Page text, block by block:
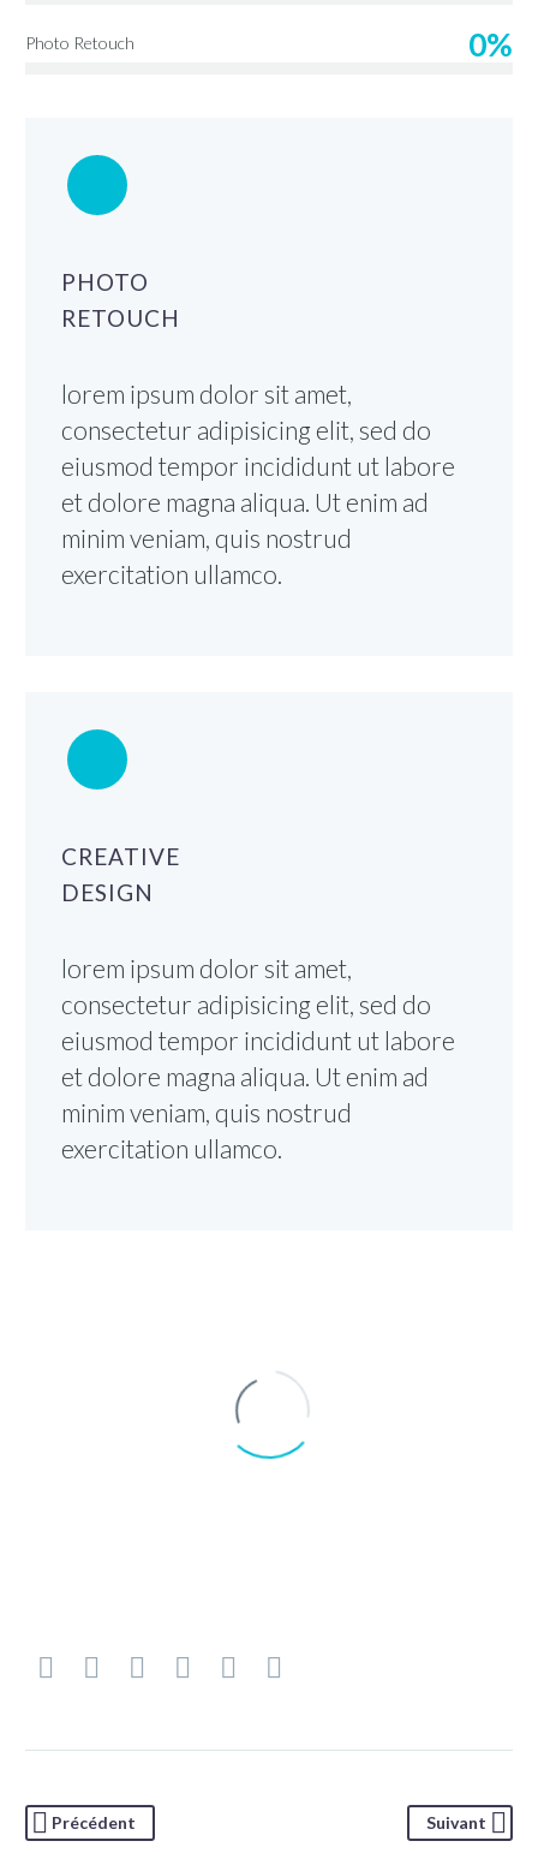
Photo Retouch 0%
PHOTO
RETOUCH
lorem ipsum dolor sit amet,
consectetur adipisicing elit, sed do
eiusmod tempor incididunt ut labore
et dolore magna aliqua. Ut enim ad
minim veniam, quis nostrud
exercitation ullamco.
CREATIVE
DESIGN
lorem ipsum dolor sit amet,
consectetur adipisicing elit, sed do
eiusmod tempor incididunt ut labore
et dolore magna aliqua. Ut enim ad
minim veniam, quis nostrud
exercitation ullamco.
JENIFFER BURNS
Creative Heads Inc.
elit, sed do eiusmod tempor incididunt ut labore et
Précédent Suivant